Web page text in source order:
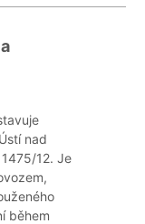
nad
12. Je
během